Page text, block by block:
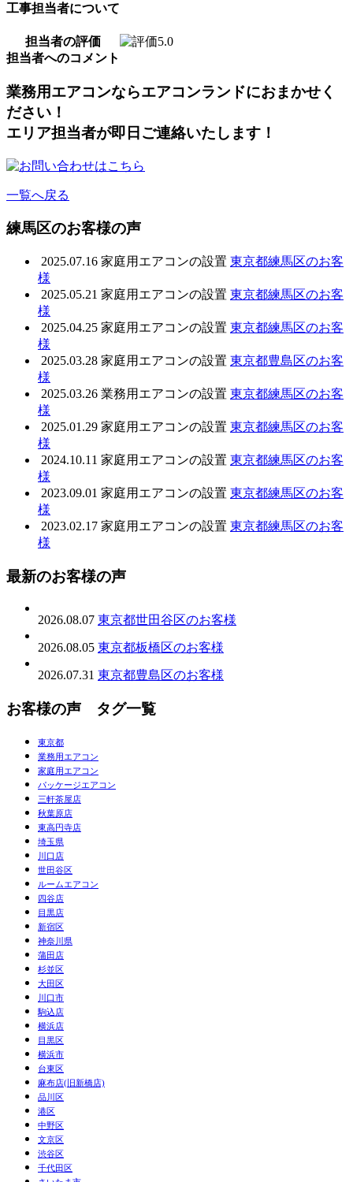
工事担当者について
担当者の評価
担当者へのコメント
業務用エアコンならエアコンランドにおまかせく
ださい！
エリア担当者が即日ご連絡いたします！
一覧へ戻る
練馬区のお客様の声
2025.07.16 家庭用エアコンの設置 東京都練馬区のお客
様
2025.05.21 家庭用エアコンの設置 東京都練馬区のお客
様
2025.04.25 家庭用エアコンの設置 東京都練馬区のお客
様
2025.03.28 家庭用エアコンの設置 東京都豊島区のお客
様
2025.03.26 業務用エアコンの設置 東京都練馬区のお客
様
2025.01.29 家庭用エアコンの設置 東京都練馬区のお客
様
2024.10.11 家庭用エアコンの設置 東京都練馬区のお客
様
2023.09.01 家庭用エアコンの設置 東京都練馬区のお客
様
2023.02.17 家庭用エアコンの設置 東京都練馬区のお客
様
最新のお客様の声
2026.08.07 東京都世田谷区のお客様
2026.08.05 東京都板橋区のお客様
2026.07.31 東京都豊島区のお客様
お客様の声 タグ一覧
東京都
業務用エアコン
家庭用エアコン
パッケージエアコン
三軒茶屋店
秋葉原店
東高円寺店
埼玉県
川口店
世田谷区
ルームエアコン
四谷店
目黒店
新宿区
神奈川県
蒲田店
杉並区
大田区
川口市
駒込店
横浜店
目黒区
横浜市
台東区
麻布店(旧新橋店)
品川区
港区
中野区
文京区
渋谷区
千代田区